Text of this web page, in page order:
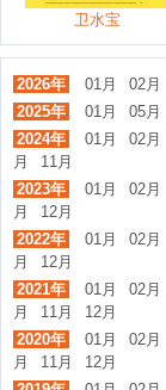
卫水宝
2026年 01月 02月
2025年
01月 05月
2024年
01月 02月
月
11月
2023年
01月 02月
月
12月
2022年
01月 02月
月
12月
2021年
01月 02月
月
11月
12月
2020年
01月 02月
月
11月
12月